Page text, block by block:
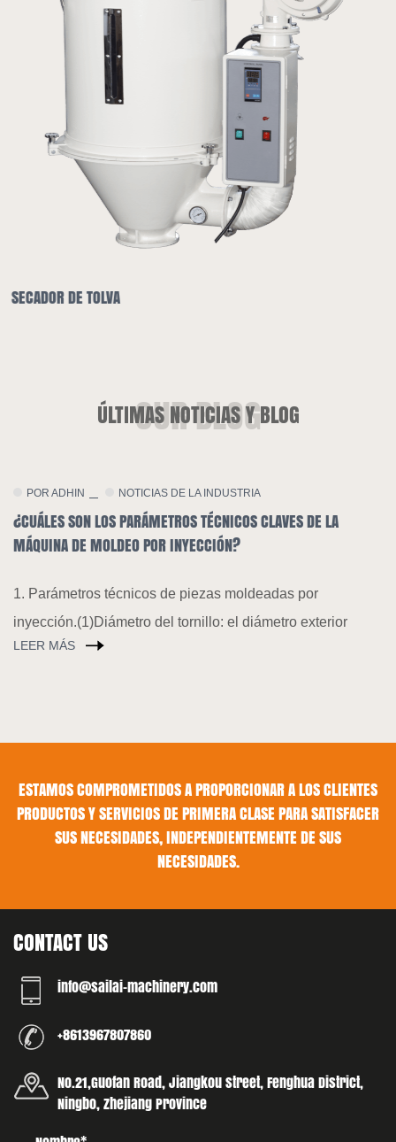
SECADOR DE TOLVA Y CARGADOR AUTOMÁTICO
ÚLTIMAS NOTICIAS Y BLOG
DE LA
por
exterior
POR ADHIN NOTICIAS DE LA COMPANÍA
AUMENTAR LA DEMANDA DE PLÁSTICOS
TENDENCIA GENERAL DE TRANSFORMACIÓN
A principios de este año, China ha fortalecido
continuamente la prevención y el control de la
ESTAMOS COMPROMETIDOS A PROPORCIONAR A LOS CLIENTES
PRODUCTOS Y SERVICIOS DE PRIMERA CLASE PARA SATISFACER
SUS NECESIDADES, INDEPENDIENTEMENTE DE SUS
NECESIDADES.
CONTACT US
info@sailai-machinery.com
+8613967807860
No.21,Guofan Road, Jiangkou street, Fenghua District,
Ningbo, Zhejiang Province